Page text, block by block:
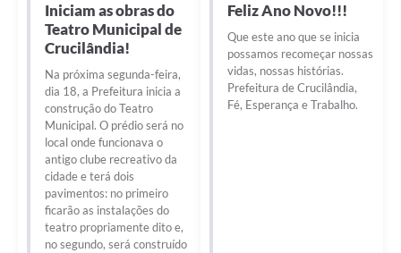
Iniciam as obras do
Teatro Municipal de
Crucilândia!
Na próxima segunda-feira,
dia 18, a Prefeitura inicia a
construção do Teatro
Municipal. O prédio será no
local onde funcionava o
antigo clube recreativo da
cidade e terá dois
pavimentos: no primeiro
ficarão as instalações do
teatro propriamente dito e,
no segundo, será construído
Feliz Ano Novo!!!
Que este ano que se inicia
possamos recomeçar nossas
vidas, nossas histórias.
Prefeitura de Crucilândia,
Fé, Esperança e Trabalho.